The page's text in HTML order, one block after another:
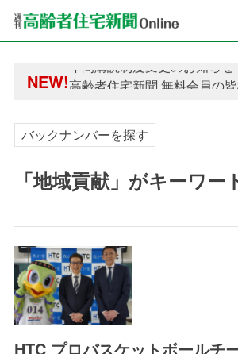
NEW!高齢者住宅新聞 無料会員の
高齢者住宅新聞 無料会員の
バックナンバーを探す
「地域貢献」がキーワー
HTC プロバスケットボールチ